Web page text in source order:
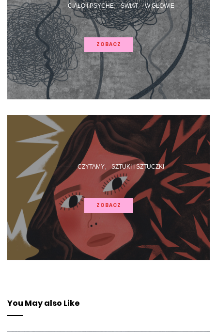
CIAŁO I PSYCHE ŚWIAT W GŁOWIE
ZOBACZ
CZYTAMY SZTUKI I SZTUCZKI
ZOBACZ
You May also Like